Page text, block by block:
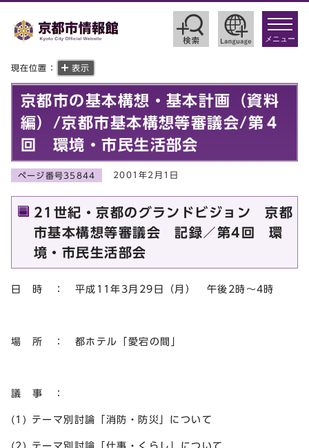
toggle
メニュー
現在位置： 表示
京都市の基本構想・基本計画（資料
編）/京都市基本構想等審議会/第４
回 環境・市民生活部会
ページ番号35844 2001年2月1日
21世紀・京都のグランドビジョン 京都
市基本構想等審議会 記録／第4回 環
境・市民生活部会
日 時 ： 平成11年3月29日（月） 午後2時～4時
場 所 ： 都ホテル「愛宕の間」
議 事 ：
(1) テーマ別討論「消防・防災」について
(2) テーマ別討論「仕事・くらし」について